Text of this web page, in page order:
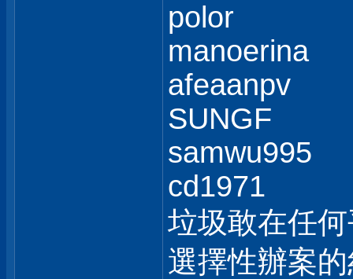
polor
manoerina
afeaanpv
SUNGF
samwu995
cd1971
垃圾敢在任
選擇性辦案